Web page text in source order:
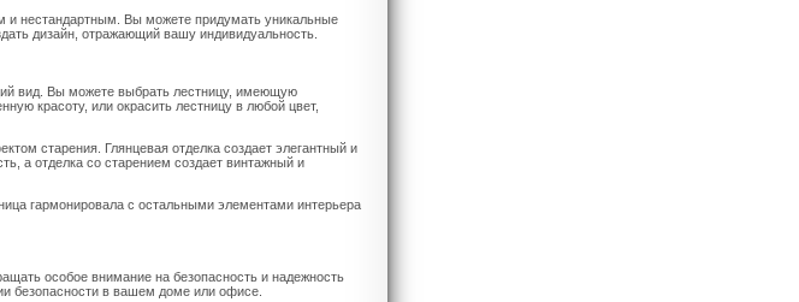
и нестандартным. Вы можете придумать уникальные
дизайн, отражающий вашу индивидуальность.
вид. Вы можете выбрать лестницу, имеющую
красоту, или окрасить лестницу в любой цвет,
старения. Глянцевая отделка создает элегантный и
а отделка со старением создает винтажный и
гармонировала с остальными элементами интерьера
особое внимание на безопасность и надежность
безопасности в вашем доме или офисе.